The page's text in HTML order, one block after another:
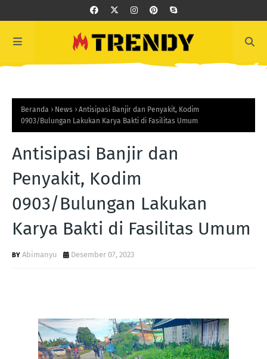
Beranda News
Antisipasi Banjir dan Penyakit, Kodim
0903/Bulungan Lakukan Karya Bakti di Fasilitas Umum
Antisipasi Banjir dan
Penyakit, Kodim
0903/Bulungan Lakukan
Karya Bakti di Fasilitas Umum
Abimanyu Desember 07, 2023